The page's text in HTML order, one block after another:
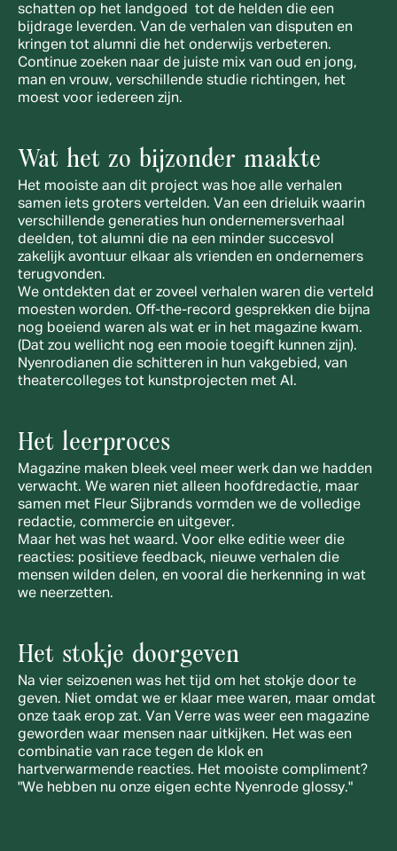
schatten op het landgoed  tot de helden die een
bijdrage leverden. Van de verhalen van disputen en
kringen tot alumni die het onderwijs verbeteren.
Continue zoeken naar de juiste mix van oud en jong,
man en vrouw, verschillende studie richtingen, het
moest voor iedereen zijn.
Wat het zo bijzonder maakte
Het mooiste aan dit project was hoe alle verhalen
samen iets groters vertelden. Van een drieluik waarin
verschillende generaties hun ondernemersverhaal
deelden, tot alumni die na een minder succesvol
zakelijk avontuur elkaar als vrienden en ondernemers
terugvonden.
We ontdekten dat er zoveel verhalen waren die verteld
moesten worden. Off-the-record gesprekken die bijna
nog boeiend waren als wat er in het magazine kwam.
(Dat zou wellicht nog een mooie toegift kunnen zijn).
Nyenrodianen die schitteren in hun vakgebied, van
theatercolleges tot kunstprojecten met AI.
Het leerproces
Magazine maken bleek veel meer werk dan we hadden
verwacht. We waren niet alleen hoofdredactie, maar
samen met Fleur Sijbrands vormden we de volledige
redactie, commercie en uitgever.
Maar het was het waard. Voor elke editie weer die
reacties: positieve feedback, nieuwe verhalen die
mensen wilden delen, en vooral die herkenning in wat
we neerzetten.
Het stokje doorgeven
Na vier seizoenen was het tijd om het stokje door te
geven. Niet omdat we er klaar mee waren, maar omdat
onze taak erop zat. Van Verre was weer een magazine
geworden waar mensen naar uitkijken. Het was een
combinatie van race tegen de klok en
hartverwarmende reacties. Het mooiste compliment?
"We hebben nu onze eigen echte Nyenrode glossy."